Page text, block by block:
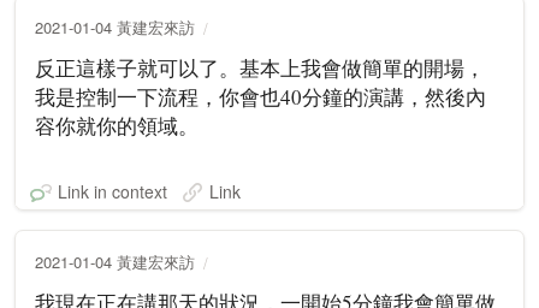
2021-01-04 黃建宏來訪
反正這樣子就可以了。基本上我會做簡單的開場，
我是控制一下流程，你會也40分鐘的演講，然後內
容你就你的領域。
Link in context Link
2021-01-04 黃建宏來訪
我現在正在講那天的狀況，一開始5分鐘我會簡單做